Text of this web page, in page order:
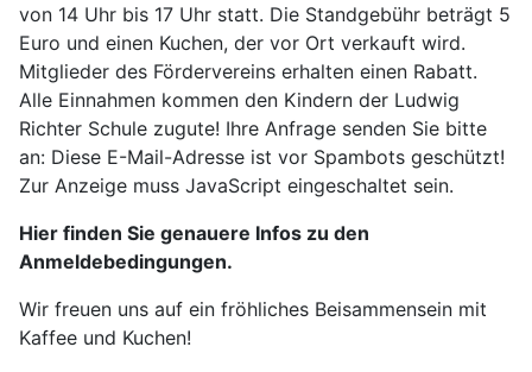
von 14 Uhr bis 17 Uhr statt. Die Standgebühr beträgt 5
Euro und einen Kuchen, der vor Ort verkauft wird.
Mitglieder des Fördervereins erhalten einen Rabatt.
Alle Einnahmen kommen den Kindern der Ludwig
Richter Schule zugute! Ihre Anfrage senden Sie bitte
an: Diese E-Mail-Adresse ist vor Spambots geschützt!
Zur Anzeige muss JavaScript eingeschaltet sein.
Hier finden Sie genauere Infos zu den
Anmeldebedingungen.
Wir freuen uns auf ein fröhliches Beisammensein mit
Kaffee und Kuchen!